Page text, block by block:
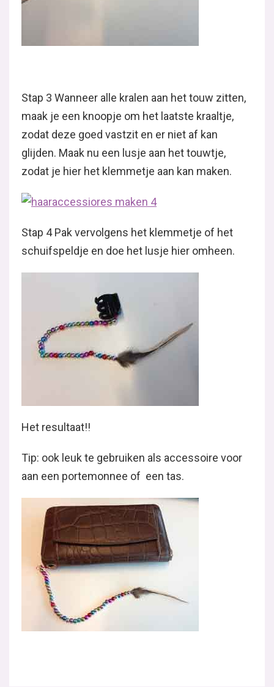
Stap 3 Wanneer alle kralen aan het touw zitten,
maak je een knoopje om het laatste kraaltje,
zodat deze goed vastzit en er niet af kan
glijden. Maak nu een lusje aan het touwtje,
zodat je hier het klemmetje aan kan maken.
Stap 4 Pak vervolgens het klemmetje of het
schuifspeldje en doe het lusje hier omheen.
Het resultaat!!
Tip: ook leuk te gebruiken als accessoire voor
aan een portemonnee of een tas.